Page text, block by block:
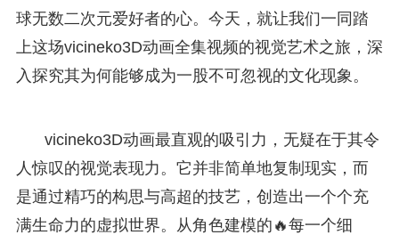
球无数二次元爱好者的心。今天，就让我们一同踏
上这场vicineko3D动画全集视频的视觉艺术之旅，深
入探究其为何能够成为一股不可忽视的文化现象。
vicineko3D动画最直观的吸引力，无疑在于其令
人惊叹的视觉表现力。它并非简单地复制现实，而
是通过精巧的构思与高超的技艺，创造出一个个充
满生命力的虚拟世界。从角色建模的🔥每一个细